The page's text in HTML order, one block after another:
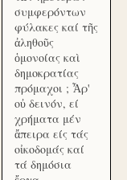
συμφερόντων
φύλακες καί τῆς
ἀληθοῦς
ὁμονοίας καὶ
δημοκρατίας
πρόμαχοι ; Ἆρ'
οὐ δεινόν, εί
χρήματα μέν
ἄπειρα είς τάς
οἰκοδομάς καί
τά δημόσια